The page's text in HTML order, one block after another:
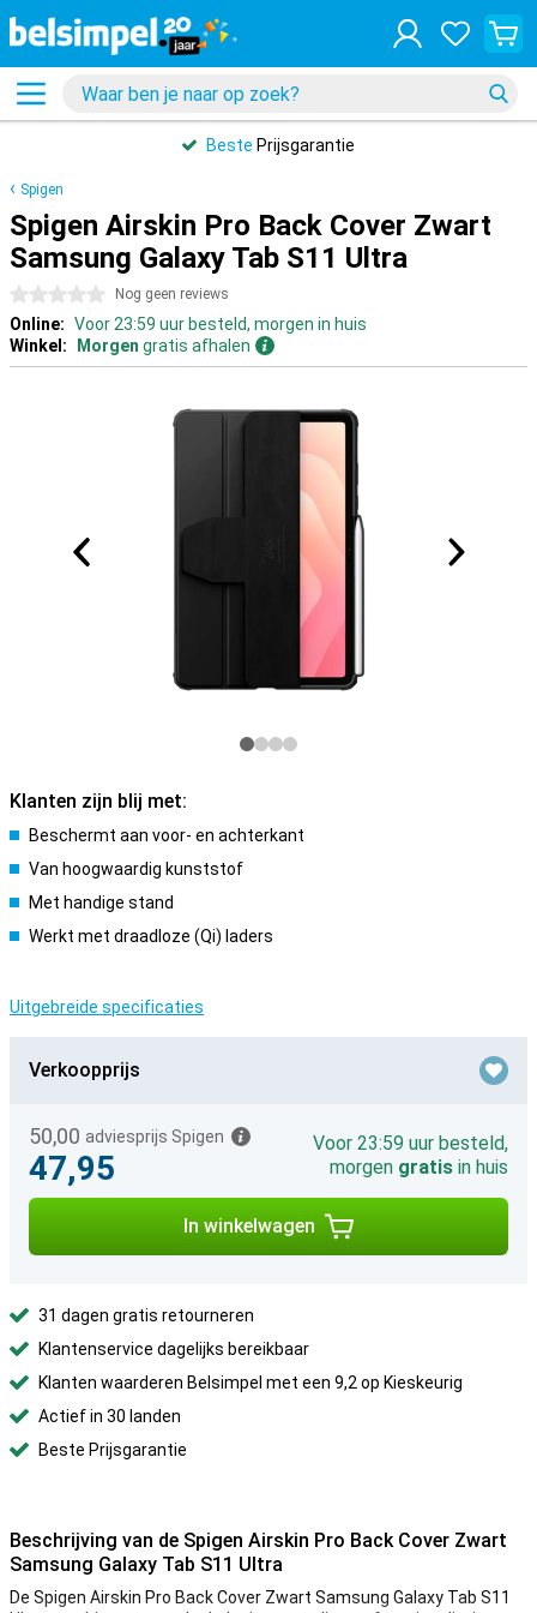
Beste Prijsgarantie
Spigen
Spigen Airskin Pro Back Cover Zwart
Samsung Galaxy Tab S11 Ultra
0 sterren Nog geen reviews
Online: Voor 23:59 uur besteld, morgen in huis
Winkel:
Morgen gratis afhalen
Klanten zijn blij met:
Beschermt aan voor- en achterkant
Van hoogwaardig kunststof
Met handige stand
Werkt met draadloze (Qi) laders
Uitgebreide specificaties
Verkoopprijs
50,00 adviesprijs Spigen
47,95
Voor 23:59 uur besteld,
morgen gratis in huis
In winkelwagen
31 dagen gratis retourneren
Klantenservice dagelijks bereikbaar
Klanten waarderen Belsimpel met een 9,2 op Kieskeurig
Actief in 30 landen
Beste Prijsgarantie
Beschrijving van de Spigen Airskin Pro Back Cover Zwart
Samsung Galaxy Tab S11 Ultra
De Spigen Airskin Pro Back Cover Zwart Samsung Galaxy Tab S11